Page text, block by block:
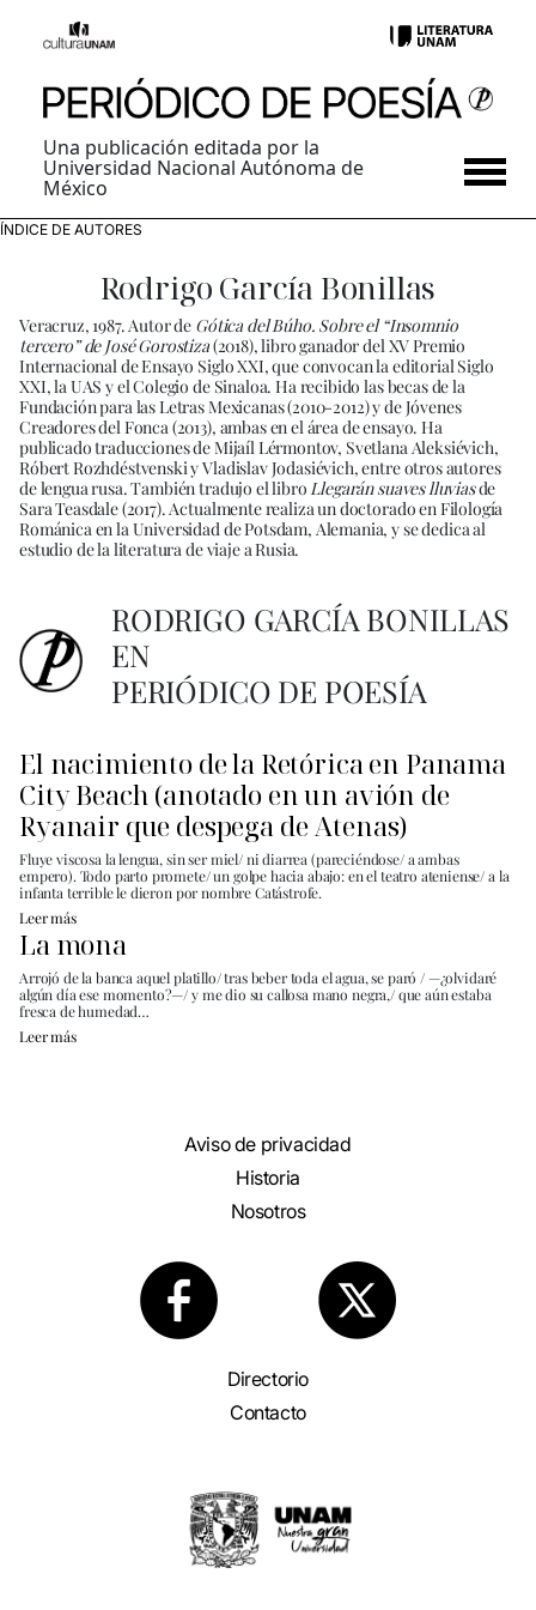
Una publicación editada por la
Universidad Nacional Autónoma de
México
ÍNDICE DE AUTORES
Rodrigo García Bonillas
Veracruz, 1987. Autor de Gótica del Búho. Sobre el “Insomnio
tercero” de José Gorostiza(2018), libro ganador del XV Premio
Internacional de Ensayo Siglo XXI, que convocan la editorial Siglo
XXI, la UAS y el Colegio de Sinaloa. Ha recibido las becas de la
Fundación para las Letras Mexicanas (2010-2012) y de Jóvenes
Creadores del Fonca (2013), ambas en el área de ensayo. Ha
publicado traducciones de Mijaíl Lérmontov, Svetlana Aleksiévich,
Róbert Rozhdéstvenski y Vladislav Jodasiévich, entre otros autores
de lengua rusa. También tradujo el libroLlegarán suaves lluviasde
Sara Teasdale (2017). Actualmente realiza un doctorado en Filología
Románica en la Universidad de Potsdam, Alemania, y se dedica al
estudio de la literatura de viaje a Rusia.
RODRIGO GARCÍA BONILLAS
EN
PERIÓDICO DE POESÍA
El nacimiento de la Retórica en Panama
City Beach (anotado en un avión de
Ryanair que despega de Atenas)
Fluye viscosa la lengua, sin ser miel/ ni diarrea (pareciéndose/ a ambas
empero). Todo parto promete/ un golpe hacia abajo: en el teatro ateniense/ a la
infanta terrible le dieron por nombre Catástrofe.
Leer más
La mona
Arrojó de la banca aquel platillo/ tras beber toda el agua, se paró / —¿olvidaré
algún día ese momento?—/ y me dio su callosa mano negra,/ que aún estaba
fresca de humedad…
Leer más
Aviso de privacidad
Historia
Nosotros
Directorio
Contacto